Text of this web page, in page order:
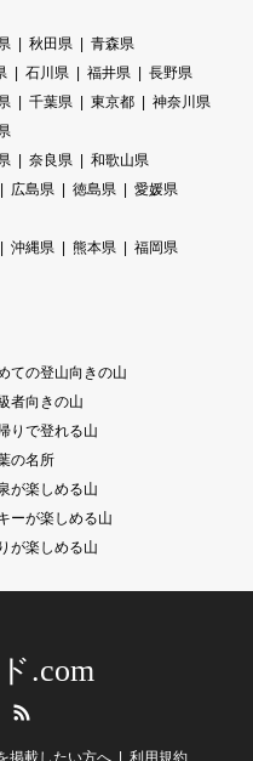
秋田県
青森県
石川県 福井県
長野県
千葉県 東京都
神奈川県
奈良県
和歌山県
広島県 徳島県
愛媛県
沖縄県 熊本県
福岡県
ての登山向きの山
者向きの山
りで登れる山
の名所
が楽しめる山
ーが楽しめる山
が楽しめる山
.com
掲載したい方へ 利用規約